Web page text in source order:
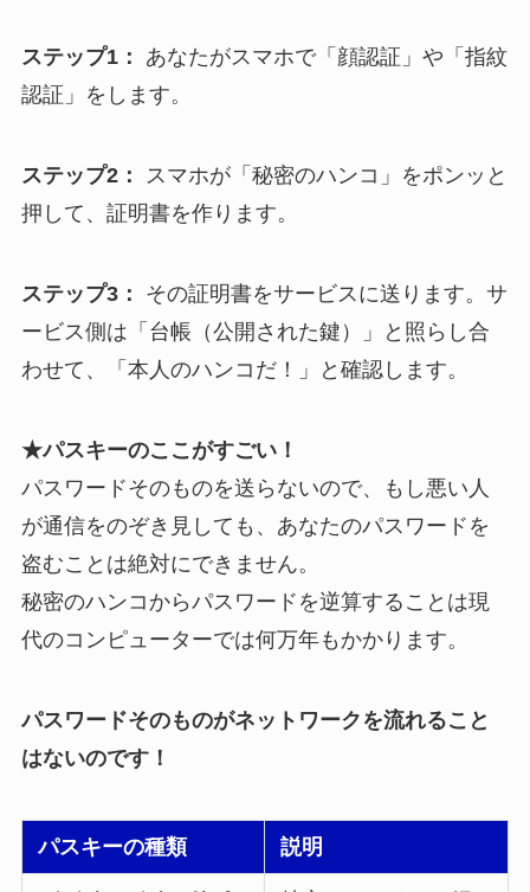
ステップ1：
あなたがスマホで「顔認証」や「指紋
認証」をします。
ステップ2：
スマホが「秘密のハンコ」をポンッと
押して、証明書を作ります。
ステップ3：
その証明書をサービスに送ります。サ
ービス側は「台帳（公開された鍵）」と照らし合
わせて、「本人のハンコだ！」と確認します。
★パスキーのここがすごい！
パスワードそのものを送らないので、もし悪い人
が通信をのぞき見しても、あなたのパスワードを
盗むことは絶対にできません。
秘密のハンコからパスワードを逆算することは現
代のコンピューターでは何万年もかかります。
パスワードそのものがネットワークを流れること
はないのです！
パスキーの種類 説明